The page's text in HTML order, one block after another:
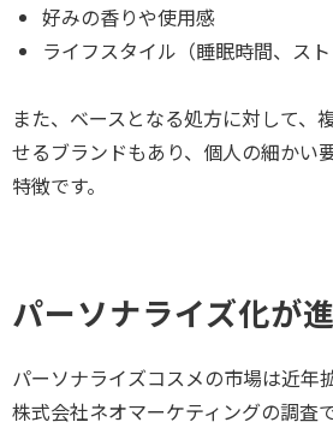
好みの香りや使用感
ライフスタイル（睡眠時間、ス
また、ベースとなる処方に対して、
せるブランドもあり、個人の細かい
特徴です。
パーソナライズ化が
パーソナライズコスメの市場は近年
株式会社ネオマーケティングの調査